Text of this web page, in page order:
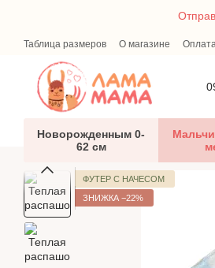
Таблица размеров О магазине
Первый гардероб малыша — что
Новорожденным 0-
62 см
ФУТЕР С НАЧЕСОМ
ЗНИЖКА −22%